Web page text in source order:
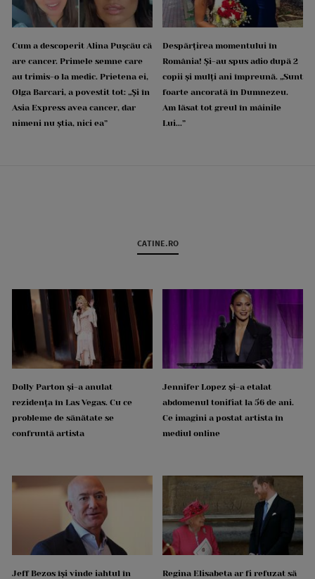
Cum a descoperit Alina Pușcău că
are cancer. Primele semne care
au trimis-o la medic. Prietena ei,
Olga Barcari, a povestit tot: „Și în
Asia Express avea cancer, dar
nimeni nu știa, nici ea”
Despărțirea momentului în
România! Și-au spus adio după 2
copii și mulți ani împreună. „Sunt
foarte ancorată în Dumnezeu.
Am lăsat tot greul în mâinile
Lui...”
CATINE.RO
Dolly Parton și-a anulat
rezidența în Las Vegas. Cu ce
probleme de sănătate se
confruntă artista
Jennifer Lopez și-a etalat
abdomenul tonifiat la 56 de ani.
Ce imagini a postat artista în
mediul online
Jeff Bezos își vinde iahtul în
Regina Elisabeta ar fi refuzat să